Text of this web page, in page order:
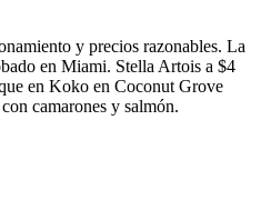
y precios razonables. La
en Miami. Stella Artois a $4
en Koko en Coconut Grove
camarones y salmón.